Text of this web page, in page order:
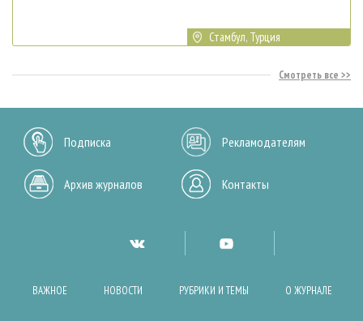
Стамбул, Турция
Смотреть все
Подписка Рекламодателям
Архив журналов Контакты
ВАЖНОЕ НОВОСТИ РУБРИКИ И ТЕМЫ О ЖУРНАЛЕ